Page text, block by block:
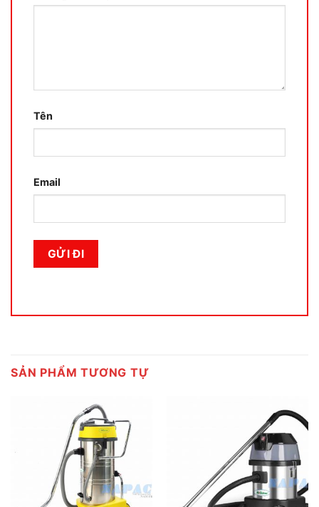
Tên
Email
SẢN PHẨM TƯƠNG TỰ